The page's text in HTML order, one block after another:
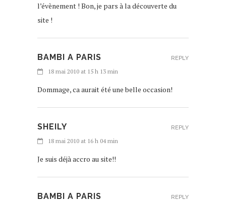
l’évènement ! Bon, je pars à la découverte du
site !
BAMBI A PARIS
18 mai 2010 at 15 h 13 min
Dommage, ca aurait été une belle occasion!
REPLY
SHEILY
18 mai 2010 at 16 h 04 min
Je suis déjà accro au site!!
REPLY
BAMBI A PARIS REPLY